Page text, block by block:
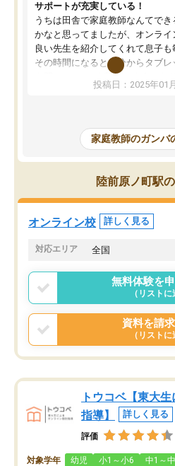
サポートが充実している！
うちは田舎で家庭教師なんてでき
かなと思ってましたが、オンライ
良い先生を紹介してくれて息子も
その時間になると自分からタブレ
を開いてzoomを繋げるようにな
た！5科目なんでもOKなのもとて
めて1年ほどだった今では平均点
科目が増えてきました！あと1年
であるので無料の週末教室を使用
がら頑張って欲しいと思います！
投稿日：2025年01
家庭教師のガンバ
陸前原ノ町駅
オンライン校 詳しく見る
対応エリア 全国
無料体験を
（リストに
資料を請
（リストに
トウコベ【東大
指導】
詳しく見る
評価
対象学年 幼児 小1～小6 中1～